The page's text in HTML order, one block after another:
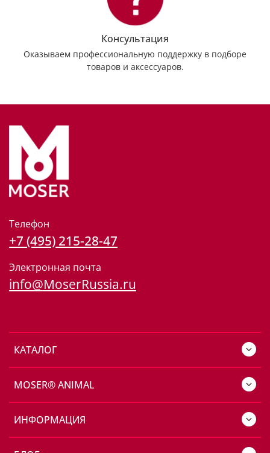
Консультация
Оказываем профессиональную поддержку в подборе
товаров и аксессуаров.
КАТАЛОГ
MOSER® ANIMAL
ИНФОРМАЦИЯ
Телефон
+7 (495) 215-28-47
Электронная почта
info@MoserRussia.ru